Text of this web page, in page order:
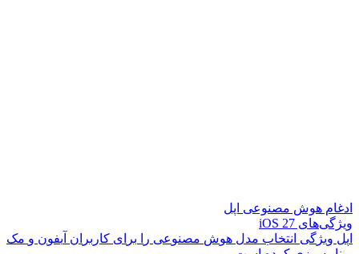
ادغام هوش مصنوعی اپل
ویژگی‌های iOS 27
پل ویژگی نتخاب مدل هوش مصنوعی ر بر ی کار بر ن یفون و مک